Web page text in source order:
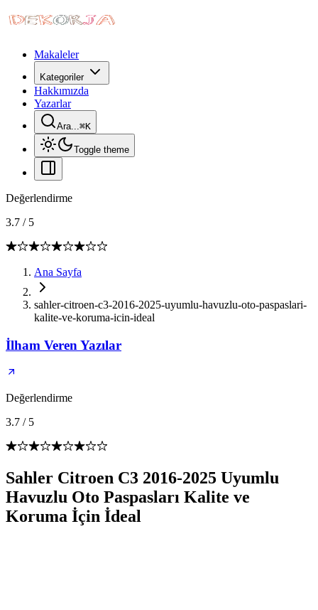
Makaleler
Kategoriler
Hakkımızda
Yazarlar
Ara...⌘K
Toggle theme
Değerlendirme
3.7 / 5
Ana Sayfa
sahler-citroen-c3-2016-2025-uyumlu-havuzlu-oto-paspaslari-
kalite-ve-koruma-icin-ideal
İlham Veren Yazılar
Değerlendirme
3.7 / 5
Sahler Citroen C3 2016-2025 Uyumlu
Havuzlu Oto Paspasları Kalite ve
Koruma İçin İdeal